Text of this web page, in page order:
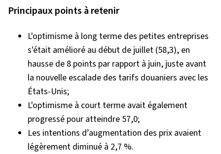
Principaux points à retenir
L'optimisme à long terme des petites entreprises
s'était amélioré au début de juillet (58,3), en
hausse de 8 points par rapport à juin, juste avant
la nouvelle escalade des tarifs douaniers avec les
États-Unis;
L'optimisme à court terme avait également
progressé pour atteindre 57,0;
Les intentions d’augmentation des prix avaient
légèrement diminué à 2,7 %.